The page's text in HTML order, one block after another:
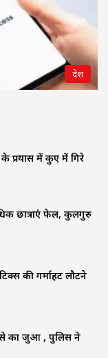
देश
प्रयास में कुए में गिरे
छात्राएं फेल, कुलगुरु
की गर्माहट लौटने
का जुआ , पुलिस ने